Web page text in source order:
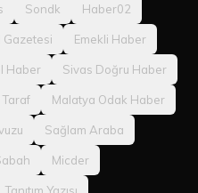
Sondk Haber02
Gazetesi Emekli Haber
Haber Sivas Doğru Haber
Malatya Odak Haber
Sağlam Araba
Micder
Tanıtım Yazısı